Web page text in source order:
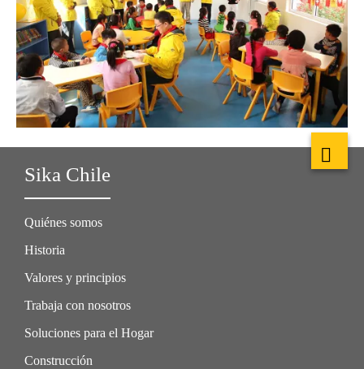
Sika Chile
Quiénes somos
Historia
Valores y principios
Trabaja con nosotros
Soluciones para el Hogar
Construcción